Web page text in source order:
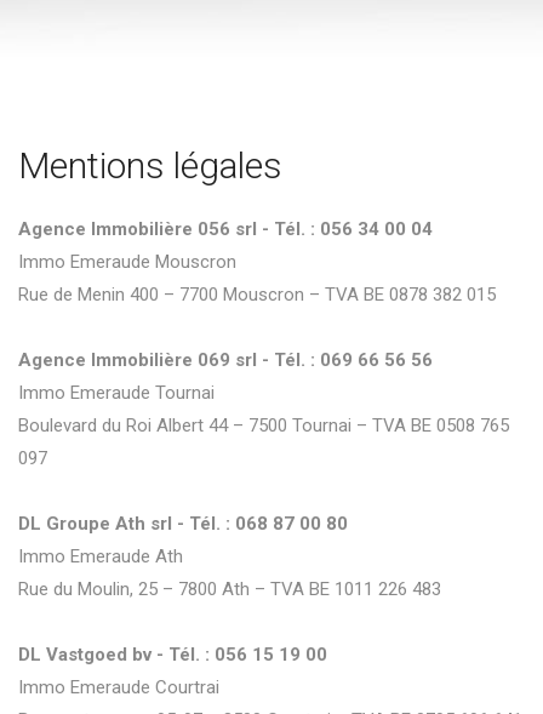
Mentions légales
Agence Immobilière 056 srl - Tél. : 056 34 00 04
Immo Emeraude Mouscron
Rue de Menin 400 – 7700 Mouscron – TVA BE 0878 382 015
Agence Immobilière 069 srl - Tél. : 069 66 56 56
Immo Emeraude Tournai
Boulevard du Roi Albert 44 – 7500 Tournai – TVA BE 0508 765
097
DL Groupe Ath srl - Tél. : 068 87 00 80
Immo Emeraude Ath
Rue du Moulin, 25 – 7800 Ath – TVA BE 1011 226 483
DL Vastgoed bv - Tél. : 056 15 19 00
Immo Emeraude Courtrai